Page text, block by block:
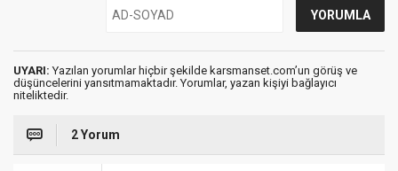
UYARI: Yazılan yorumlar hiçbir şekilde karsmanset.com’un görüş ve
düşüncelerini yansıtmamaktadır. Yorumlar, yazan kişiyi bağlayıcı
niteliktedir.
2 Yorum